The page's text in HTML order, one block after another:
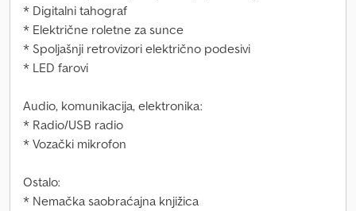
* Digitalni tahograf
* Električne roletne za sunce
* Spoljašnji retrovizori električno podesivi
* LED farovi
Audio, komunikacija, elektronika:
* Radio/USB radio
* Vozački mikrofon
Ostalo:
* Nemačka saobraćajna knjižica